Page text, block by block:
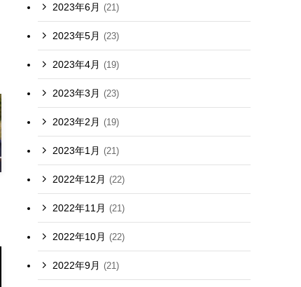
2023年6月 (21)
2023年5月 (23)
2023年4月 (19)
2023年3月 (23)
2023年2月 (19)
2023年1月 (21)
2022年12月 (22)
2022年11月 (21)
2022年10月 (22)
2022年9月 (21)